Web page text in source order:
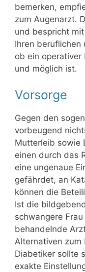
bemerken,
zum Augenarzt.
und bespricht
Ihren beruflichen
ob ein operativer
und möglich ist.
Vorsorge
Gegen den
vorbeugend
Mutterleib sowie
einen durch das
eine ungenaue
gefährdet, an
können die
Ist die
schwangere
behandelnde
Alternativen zum
Diabetiker sollte
exakte